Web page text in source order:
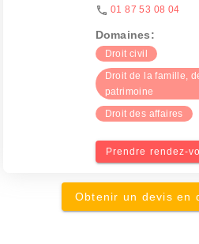
01 87 53 08 04
Domaines:
Droit civil
Droit de la famille,
patrimoine
Droit des affaires
Prendre rendez-
Obtenir un devis en